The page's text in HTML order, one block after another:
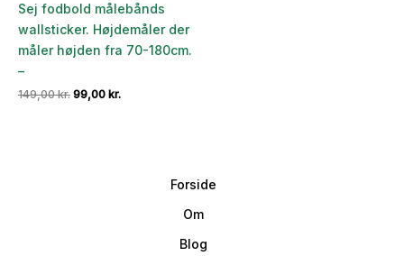
Sej fodbold målebånds
wallsticker. Højdemåler der
måler højden fra 70-180cm.
–
149,00kr. Den
99,00 kr.Den
Forside
Om
Blog